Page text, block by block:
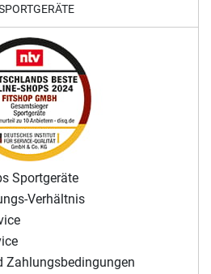
Sportgeräte
Verhältnis
Zahlungsbedingungen